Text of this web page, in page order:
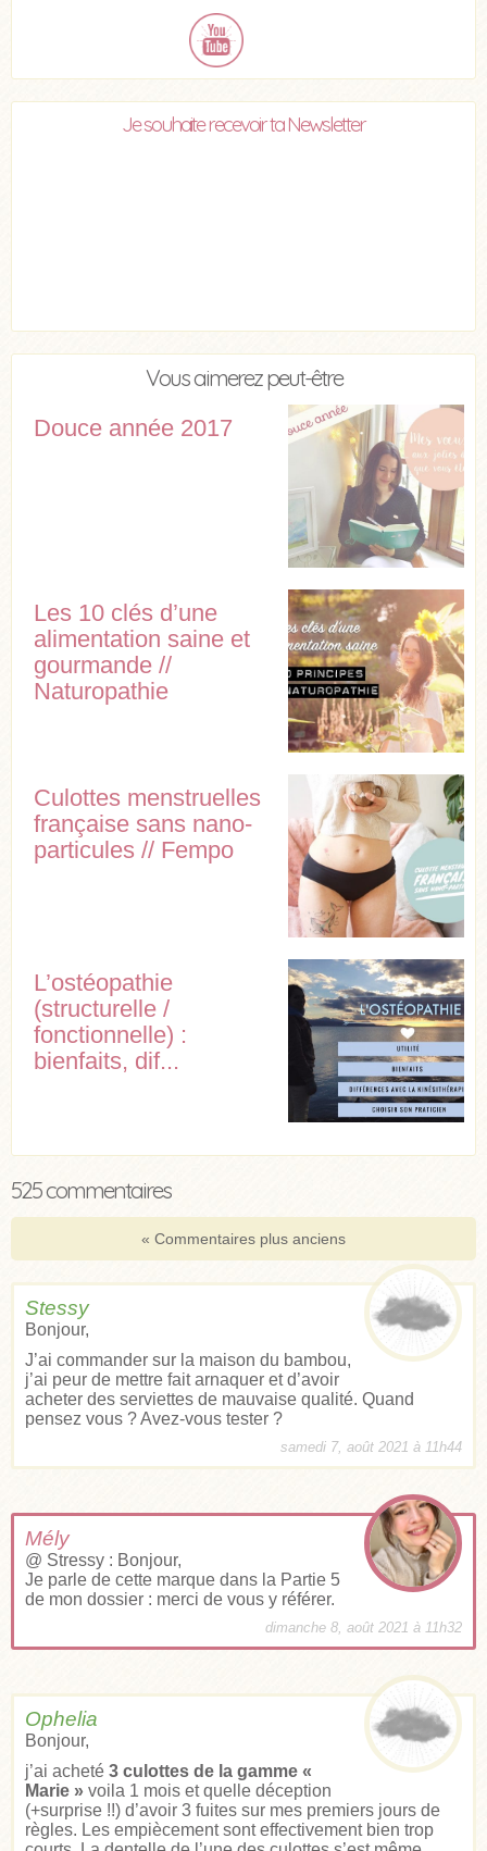
Je souhaite recevoir ta Newsletter
Vous aimerez peut-être
Douce année 2017
Les 10 clés d’une
alimentation saine et
gourmande //
Naturopathie
Culottes menstruelles
française sans nano-
particules // Fempo
L’ostéopathie
(structurelle /
fonctionnelle) :
bienfaits, dif...
525 commentaires
« Commentaires plus anciens
Stessy
Bonjour,
J’ai commander sur la maison du bambou,
j’ai peur de mettre fait arnaquer et d’avoir
acheter des serviettes de mauvaise qualité. Quand
pensez vous ? Avez-vous tester ?
samedi 7, août 2021 à 11h44
Mély
@ Stressy : Bonjour,
Je parle de cette marque dans la Partie 5
de mon dossier : merci de vous y référer.
dimanche 8, août 2021 à 11h32
Ophelia
Bonjour,
j’ai acheté 3 culottes de la gamme «
Marie » voila 1 mois et quelle déception
(+surprise !!) d’avoir 3 fuites sur mes premiers jours de
règles. Les empiècement sont effectivement bien trop